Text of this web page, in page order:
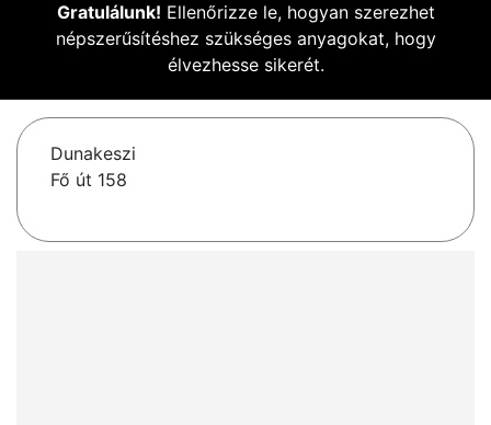
Gratulálunk! Ellenőrizze le, hogyan szerezhet
népszerűsítéshez szükséges anyagokat, hogy
élvezhesse sikerét.
Dunakeszi
Fő út 158